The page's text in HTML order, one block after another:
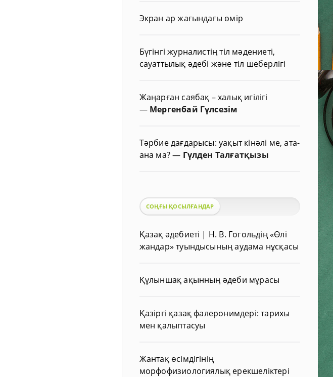
Экран ар жағындағы өмір
Бүгінгі журналистің тіл мәдениеті,
сауаттылық әдебі және тіл шеберлігі
Жаңарған саябақ – халық игілігі
— Мергенбай Гүлсезім
Тәрбие дағдарысы: уақыт кінәлі ме, ата-
ана ма?— Гүлден Талғатқызы
СОҢҒЫ ҚОСЫЛҒАНДАР
Қазақ әдебиеті | Н. В. Гогольдің «Өлі
жандар» туындысының аудама нұсқасы
Құлыншақ ақынның әдеби мұрасы
Қазіргі қазақ фалеронимдері: тарихы
мен қалыптасуы
Жантақ өсімдігінің
морфофизиологиялық ерекшеліктері